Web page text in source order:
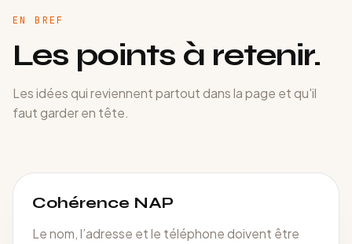
EN BREF
Les points à retenir.
Les idées qui reviennent partout dans la page et qu'il
faut garder en tête.
Cohérence NAP
Le nom, l’adresse et le téléphone doivent être